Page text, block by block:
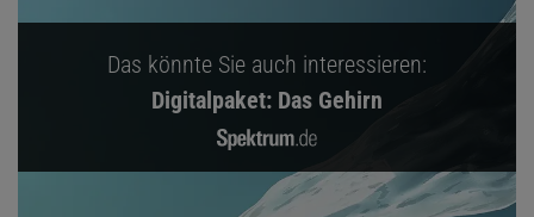
Das könnte Sie auch interessieren:
Digitalpaket: Das Gehirn